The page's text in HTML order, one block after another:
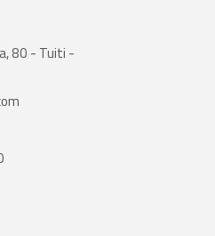
80 - Tuiti -